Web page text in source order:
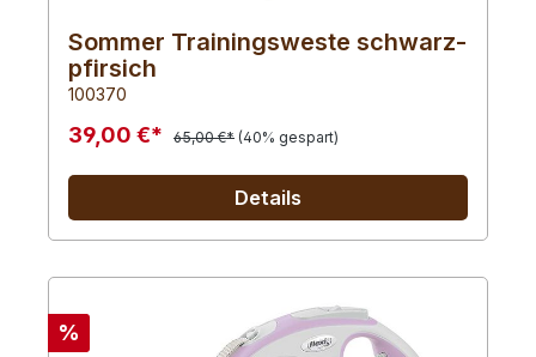
Sommer Trainingsweste schwarz-
pfirsich
100370
39,00 €* 65,00 €* (40% gespart)
Details
%